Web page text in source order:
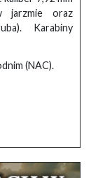
jarzmie oraz
Karabiny
(NAC).